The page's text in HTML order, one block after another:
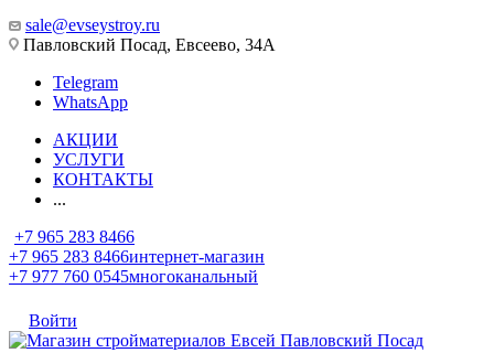
sale@evseystroy.ru
Павловский Посад, Евсеево, 34А
Telegram
WhatsApp
АКЦИИ
УСЛУГИ
КОНТАКТЫ
...
+7 965 283 8466
+7 965 283 8466интернет-магазин
+7 977 760 0545многоканальный
Войти